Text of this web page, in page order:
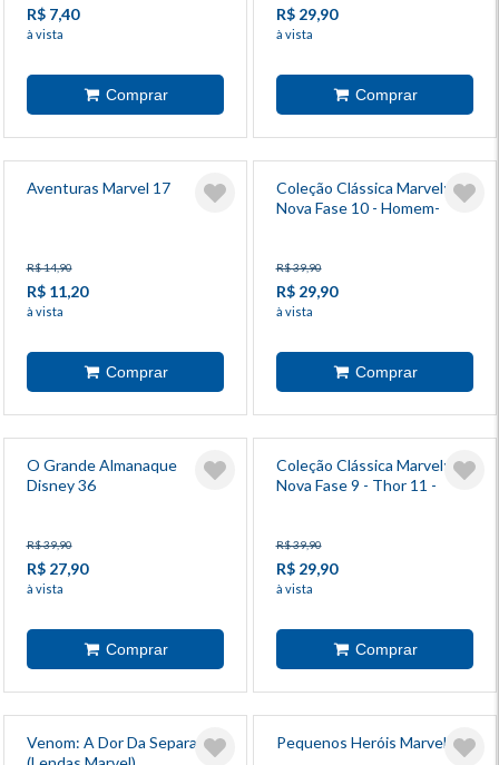
R$ 7,40
à vista
R$ 29,90
à vista
Aventuras Marvel 17
R$ 14,90
R$ 11,20
à vista
Coleção Clássica Marvel:
Nova Fase 10 - Homem-
R$ 39,90
R$ 29,90
à vista
O Grande Almanaque
Disney 36
R$ 39,90
R$ 27,90
à vista
Coleção Clássica Marvel:
Nova Fase 9 - Thor 11 -
R$ 39,90
R$ 29,90
à vista
Venom: A Dor Da Separação
Pequenos Heróis Marvel 8